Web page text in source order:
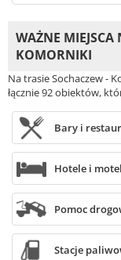
WAŻNE MIEJSCA
KOMORNIKI
Na trasie Sochaczew -
łącznie 92 obiektów,
Bary i
Hotele i
Pomoc
Stacje